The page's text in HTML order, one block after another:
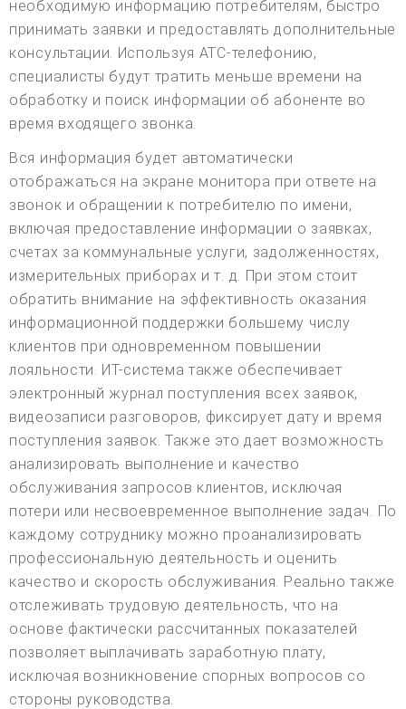
необходимую информацию потребителям, быстро
принимать заявки и предоставлять дополнительные
консультации. Используя АТС-телефонию,
специалисты будут тратить меньше времени на
обработку и поиск информации об абоненте во
время входящего звонка.
Вся информация будет автоматически
отображаться на экране монитора при ответе на
звонок и обращении к потребителю по имени,
включая предоставление информации о заявках,
счетах за коммунальные услуги, задолженностях,
измерительных приборах и т. д. При этом стоит
обратить внимание на эффективность оказания
информационной поддержки большему числу
клиентов при одновременном повышении
лояльности. ИТ-система также обеспечивает
электронный журнал поступления всех заявок,
видеозаписи разговоров, фиксирует дату и время
поступления заявок. Также это дает возможность
анализировать выполнение и качество
обслуживания запросов клиентов, исключая
потери или несвоевременное выполнение задач. По
каждому сотруднику можно проанализировать
профессиональную деятельность и оценить
качество и скорость обслуживания. Реально также
отслеживать трудовую деятельность, что на
основе фактически рассчитанных показателей
позволяет выплачивать заработную плату,
исключая возникновение спорных вопросов со
стороны руководства.